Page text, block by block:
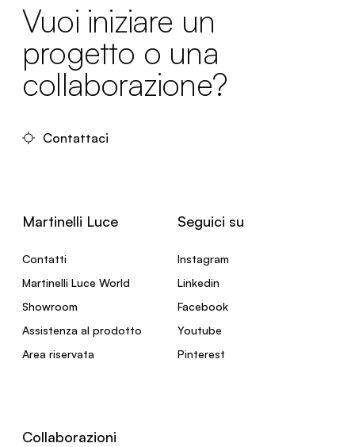
Vuoi iniziare un
progetto o una
collaborazione?
Contattaci
Martinelli Luce
Contatti
Martinelli Luce World
Showroom
Assistenza al prodotto
Area riservata
Seguici su
Instagram
Linkedin
Facebook
Youtube
Pinterest
Collaborazioni